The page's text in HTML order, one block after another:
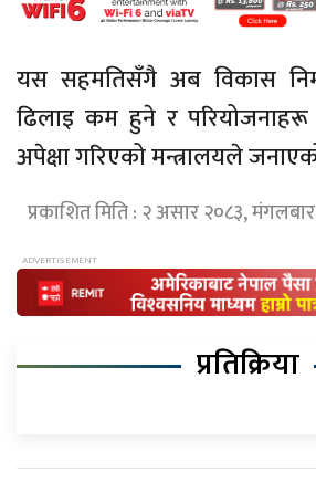
यस सहमतिसँगै अब विकास
ढिलाइ कम हुने र
अपेक्षा गरिएको मन्त्रालयले
प्रकाशित मिति : २ असार २०८३,
प्रतिक्रिया